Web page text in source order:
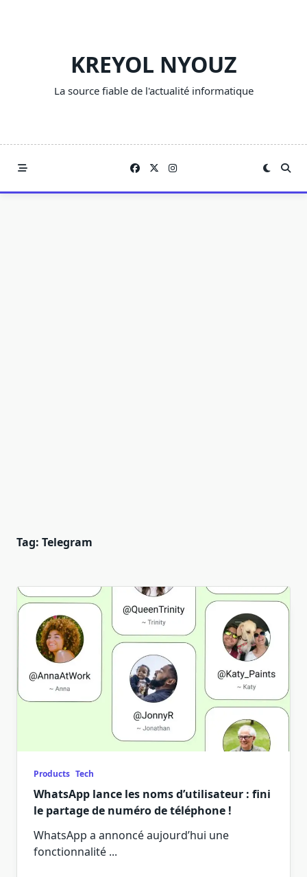
KREYOL NYOUZ
La source fiable de l'actualité informatique
Tag: Telegram
Products Tech
WhatsApp lance les noms d’utilisateur : fini
le partage de numéro de téléphone !
WhatsApp a annoncé aujourd’hui une
fonctionnalité ...